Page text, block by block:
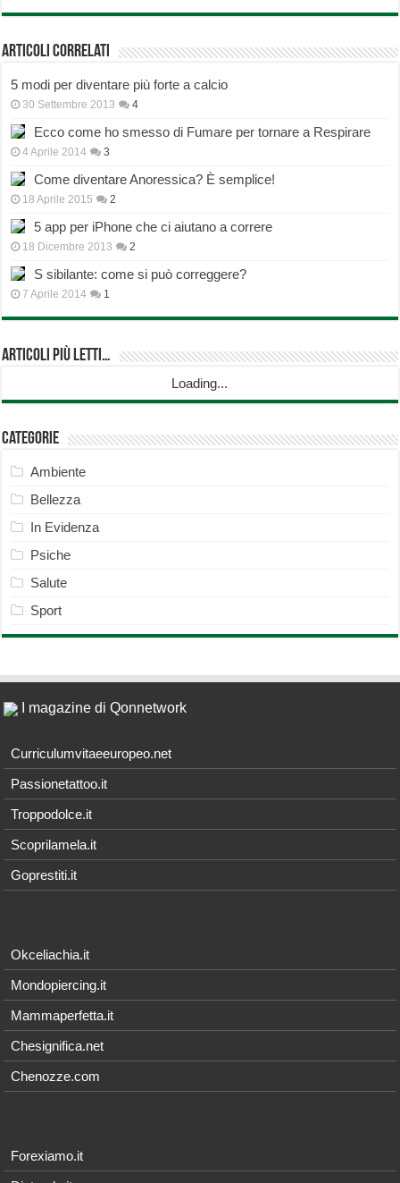
Articoli correlati
5 modi per diventare più forte a calcio
30 Settembre 2013 4
Ecco come ho smesso di Fumare per tornare a Respirare
4 Aprile 2014 3
Come diventare Anoressica? È semplice!
18 Aprile 2015 2
5 app per iPhone che ci aiutano a correre
18 Dicembre 2013 2
S sibilante: come si può correggere?
7 Aprile 2014 1
Articoli più Letti…
Loading...
Categorie
Ambiente
Bellezza
In Evidenza
Psiche
Salute
Sport
I magazine di Qonnetwork
Curriculumvitaeeuropeo.net
Passionetattoo.it
Troppodolce.it
Scoprilamela.it
Goprestiti.it
Okceliachia.it
Mondopiercing.it
Mammaperfetta.it
Chesignifica.net
Chenozze.com
Forexiamo.it